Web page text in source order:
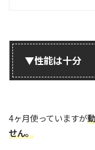
▼性能は十分
4ヶ月使っていますが
せん。